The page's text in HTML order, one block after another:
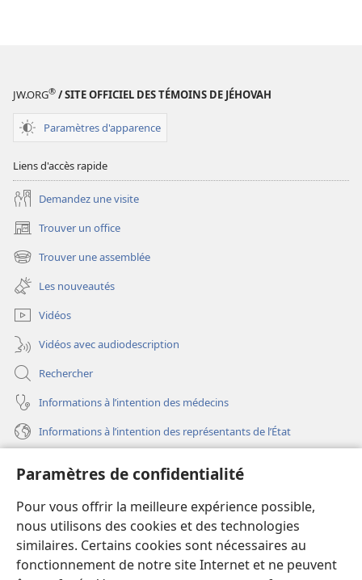
Paramètres de confidentialité
Pour vous offrir la meilleure expérience possible,
nous utilisons des cookies et des technologies
similaires. Certains cookies sont nécessaires au
fonctionnement de notre site Internet et ne peuvent
JW.ORG® / SITE OFFICIEL DES TÉMOINS DE JÉHOVAH
Paramètres d'apparence
Liens d'accès rapide
Demandez une visite
Trouver un office
(ouvre
une
nouvelle
fenêtre)
Trouver une assemblée
(ouvre
une
nouvelle
fenêtre)
Les nouveautés
Vidéos
Vidéos avec audiodescription
Rechercher
Informations à l’intention des médecins
Informations à l’intention des représentants de l’État
(ouvre
une
nouvelle
fenêtre)
Bibliothèque en ligne
(ouvre
une